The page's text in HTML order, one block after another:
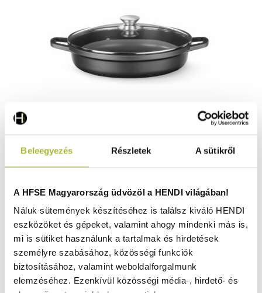
Beleegyezés Részletek A sütikről
A HFSE Magyarország üdvözöl a HENDI világában!
Náluk sütemények készítéséhez is találsz kiváló HENDI
eszközöket és gépeket, valamint ahogy mindenki más is,
mi is sütiket használunk a tartalmak és hirdetések
személyre szabásához, közösségi funkciók
biztosításához, valamint weboldalforgalmunk
elemzéséhez. Ezenkívül közösségi média-, hirdető- és
– 3L – Fekete – 425x332x(H)70mm - HENDI 611012
14.500Ft
(11.417Ft+ ÁFA)
KOSÁRBA